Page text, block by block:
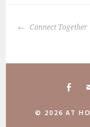
Connect Together
© 2026 AT